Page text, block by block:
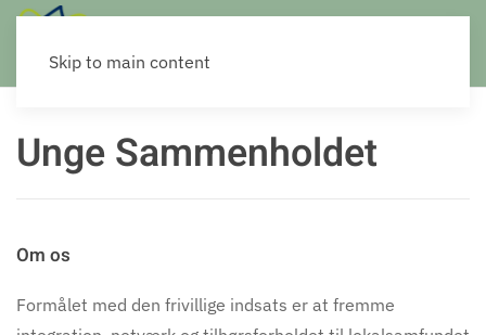
Skip to main content
Unge Sammenholdet
Om os
Formålet med den frivillige indsats er at fremme